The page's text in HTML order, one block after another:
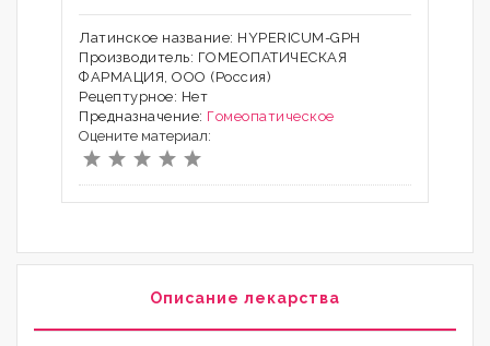
Латинское название: HYPERICUM-GPH
Производитель: ГОМЕОПАТИЧЕСКАЯ
ФАРМАЦИЯ, ООО (Россия)
Рецептурное: Нет
Предназначение: Гомеопатическое
Оцените материал:
Описание лекарства